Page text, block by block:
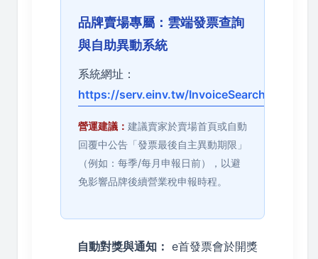
品牌賣場專屬：雲端發票查詢
與自助異動系統
系統網址：
https://serv.einv.tw/InvoiceSearch.html
營運建議： 建議賣家於賣場首頁或自動
回覆中公告「發票最後自主異動期限」
（例如：每季/每月申報日前），以避
免影響品牌後續營業稅申報時程。
自動對獎與通知： e首發票會於開獎